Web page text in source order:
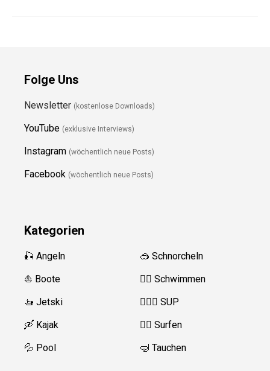
Folge Uns
Newsletter (kostenlose Downloads)
YouTube (exklusive Interviews)
Instagram (wöchentlich neue Posts)
Facebook (wöchentlich neue Posts)
Kategorien
🎣 Angeln
⛵️ Boote
🚤 Jetski
🛶 Kajak
💦 Pool
🥽 Schnorcheln
🏊‍♂️ Schwimmen
🏄‍♀️🛶 SUP
🏄‍♂️ Surfen
🤿 Tauchen